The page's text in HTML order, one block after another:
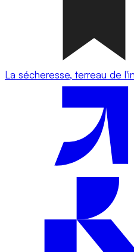
La sécheresse, terreau de